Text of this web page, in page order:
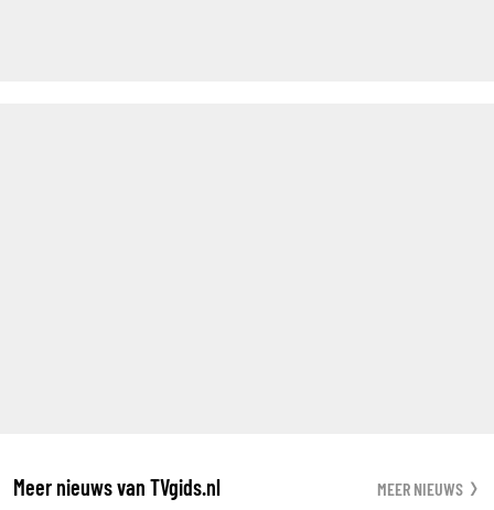
Meer nieuws van TVgids.nl MEER NIEUWS